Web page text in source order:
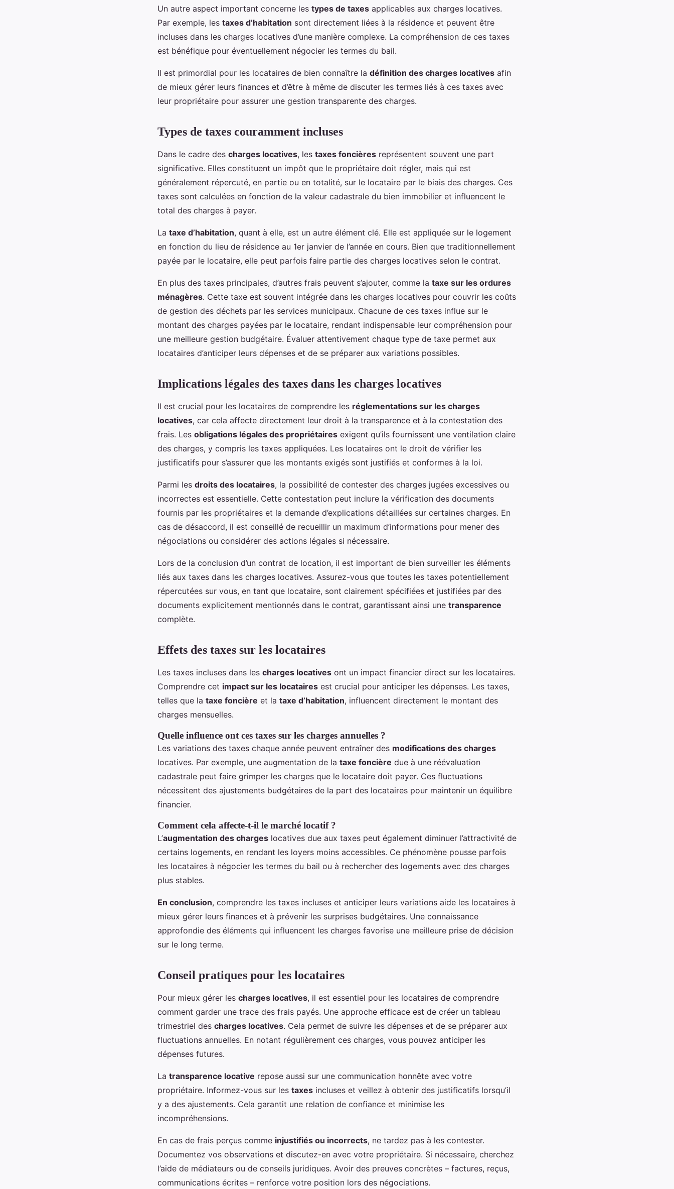
Un autre aspect important concerne les types de taxes applicables aux charges locatives.
Par exemple, les taxes d’habitation sont directement liées à la résidence et peuvent être
incluses dans les charges locatives d’une manière complexe. La compréhension de ces taxes
est bénéfique pour éventuellement négocier les termes du bail.
Il est primordial pour les locataires de bien connaître la définition des charges locatives afin
de mieux gérer leurs finances et d’être à même de discuter les termes liés à ces taxes avec
leur propriétaire pour assurer une gestion transparente des charges.
Types de taxes couramment incluses
Dans le cadre des charges locatives, les taxes foncières représentent souvent une part
significative. Elles constituent un impôt que le propriétaire doit régler, mais qui est
généralement répercuté, en partie ou en totalité, sur le locataire par le biais des charges. Ces
taxes sont calculées en fonction de la valeur cadastrale du bien immobilier et influencent le
total des charges à payer.
La taxe d’habitation, quant à elle, est un autre élément clé. Elle est appliquée sur le logement
en fonction du lieu de résidence au 1er janvier de l’année en cours. Bien que traditionnellement
payée par le locataire, elle peut parfois faire partie des charges locatives selon le contrat.
En plus des taxes principales, d’autres frais peuvent s’ajouter, comme la taxe sur les ordures
ménagères. Cette taxe est souvent intégrée dans les charges locatives pour couvrir les coûts
de gestion des déchets par les services municipaux. Chacune de ces taxes influe sur le
montant des charges payées par le locataire, rendant indispensable leur compréhension pour
une meilleure gestion budgétaire. Évaluer attentivement chaque type de taxe permet aux
locataires d’anticiper leurs dépenses et de se préparer aux variations possibles.
Implications légales des taxes dans les charges locatives
Il est crucial pour les locataires de comprendre les réglementations sur les charges
locatives, car cela affecte directement leur droit à la transparence et à la contestation des
frais. Les obligations légales des propriétaires exigent qu’ils fournissent une ventilation claire
des charges, y compris les taxes appliquées. Les locataires ont le droit de vérifier les
justificatifs pour s’assurer que les montants exigés sont justifiés et conformes à la loi.
Parmi les droits des locataires, la possibilité de contester des charges jugées excessives ou
incorrectes est essentielle. Cette contestation peut inclure la vérification des documents
fournis par les propriétaires et la demande d’explications détaillées sur certaines charges. En
cas de désaccord, il est conseillé de recueillir un maximum d’informations pour mener des
négociations ou considérer des actions légales si nécessaire.
Lors de la conclusion d’un contrat de location, il est important de bien surveiller les éléments
liés aux taxes dans les charges locatives. Assurez-vous que toutes les taxes potentiellement
répercutées sur vous, en tant que locataire, sont clairement spécifiées et justifiées par des
documents explicitement mentionnés dans le contrat, garantissant ainsi une transparence
complète.
Effets des taxes sur les locataires
Les taxes incluses dans les charges locatives ont un impact financier direct sur les locataires.
Comprendre cet impact sur les locataires est crucial pour anticiper les dépenses. Les taxes,
telles que la taxe foncière et la taxe d’habitation, influencent directement le montant des
charges mensuelles.
Quelle influence ont ces taxes sur les charges annuelles ?
Les variations des taxes chaque année peuvent entraîner des modifications des charges
locatives. Par exemple, une augmentation de la taxe foncière due à une réévaluation
cadastrale peut faire grimper les charges que le locataire doit payer. Ces fluctuations
nécessitent des ajustements budgétaires de la part des locataires pour maintenir un équilibre
financier.
Comment cela affecte-t-il le marché locatif ?
L’augmentation des charges locatives due aux taxes peut également diminuer l’attractivité de
certains logements, en rendant les loyers moins accessibles. Ce phénomène pousse parfois
les locataires à négocier les termes du bail ou à rechercher des logements avec des charges
plus stables.
En conclusion, comprendre les taxes incluses et anticiper leurs variations aide les locataires à
mieux gérer leurs finances et à prévenir les surprises budgétaires. Une connaissance
approfondie des éléments qui influencent les charges favorise une meilleure prise de décision
sur le long terme.
Conseil pratiques pour les locataires
Pour mieux gérer les charges locatives, il est essentiel pour les locataires de comprendre
comment garder une trace des frais payés. Une approche efficace est de créer un tableau
trimestriel des charges locatives. Cela permet de suivre les dépenses et de se préparer aux
fluctuations annuelles. En notant régulièrement ces charges, vous pouvez anticiper les
dépenses futures.
La transparence locative repose aussi sur une communication honnête avec votre
propriétaire. Informez-vous sur les taxes incluses et veillez à obtenir des justificatifs lorsqu’il
y a des ajustements. Cela garantit une relation de confiance et minimise les
incompréhensions.
En cas de frais perçus comme injustifiés ou incorrects, ne tardez pas à les contester.
Documentez vos observations et discutez-en avec votre propriétaire. Si nécessaire, cherchez
l’aide de médiateurs ou de conseils juridiques. Avoir des preuves concrètes – factures, reçus,
communications écrites – renforce votre position lors des négociations.